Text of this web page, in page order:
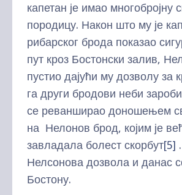
капетан је имао многобројну
породицу. Након што му је
рибарског брода показао
пут кроз Бостонски залив,
пустио дајући му дозволу за
га други бродови неби
се реванширао доношењем
на Нелонов брод, којим је
завладала болест скорбут[5]
Нелсонова дозвола и данас
Бостону.